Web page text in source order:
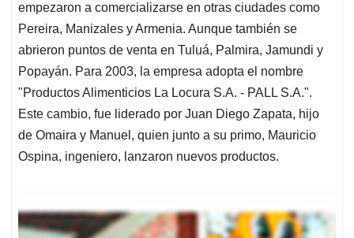
empezaron a comercializarse en otras ciudades como
Pereira, Manizales y Armenia. Aunque también se
abrieron puntos de venta en Tuluá, Palmira, Jamundi y
Popayán. Para 2003, la empresa adopta el nombre
"Productos Alimenticios La Locura S.A. - PALL S.A.".
Este cambio, fue liderado por Juan Diego Zapata, hijo
de Omaira y Manuel, quien junto a su primo, Mauricio
Ospina, ingeniero, lanzaron nuevos productos.